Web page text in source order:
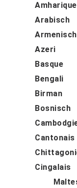
Amharique
Arabisch
Armenisch
Azeri
Basque
Bengali
Birman
Bosnisch
Cantonais
Cingalais